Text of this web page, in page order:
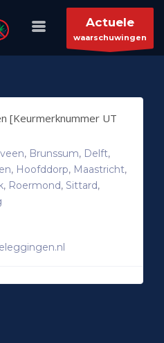
let us know, by sending an
. Thank you!
Actuele
waarschuwingen
[Keurmerknummer UT
, Brunssum, Delft,
, Hoofddorp, Maastricht,
, Roermond, Sittard,